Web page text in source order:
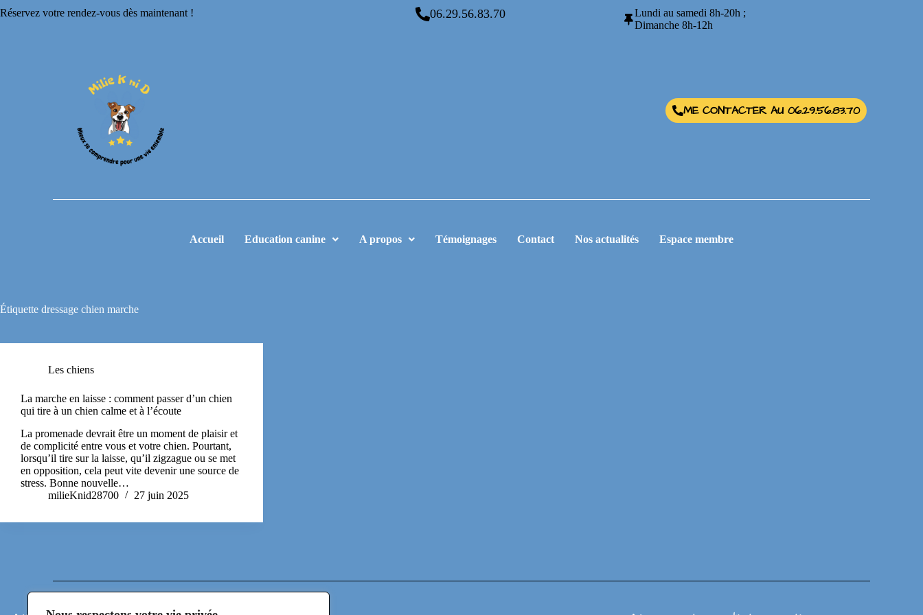
Réservez votre rendez-vous dès maintenant ! 06.29.56.83.70
Lundi au samedi 8h-20h ;
Dimanche 8h-12h
ME CONTACTER AU 06.29.56.83.70
Accueil Education canine A propos Témoignages Contact Nos actualités Espace membre
Étiquette dressage chien marche
Les chiens
La marche en laisse : comment passer d’un chien
qui tire à un chien calme et à l’écoute
La promenade devrait être un moment de plaisir et
de complicité entre vous et votre chien. Pourtant,
lorsqu’il tire sur la laisse, qu’il zigzague ou se met
en opposition, cela peut vite devenir une source de
stress. Bonne nouvelle…
milieKnid28700
27 juin 2025